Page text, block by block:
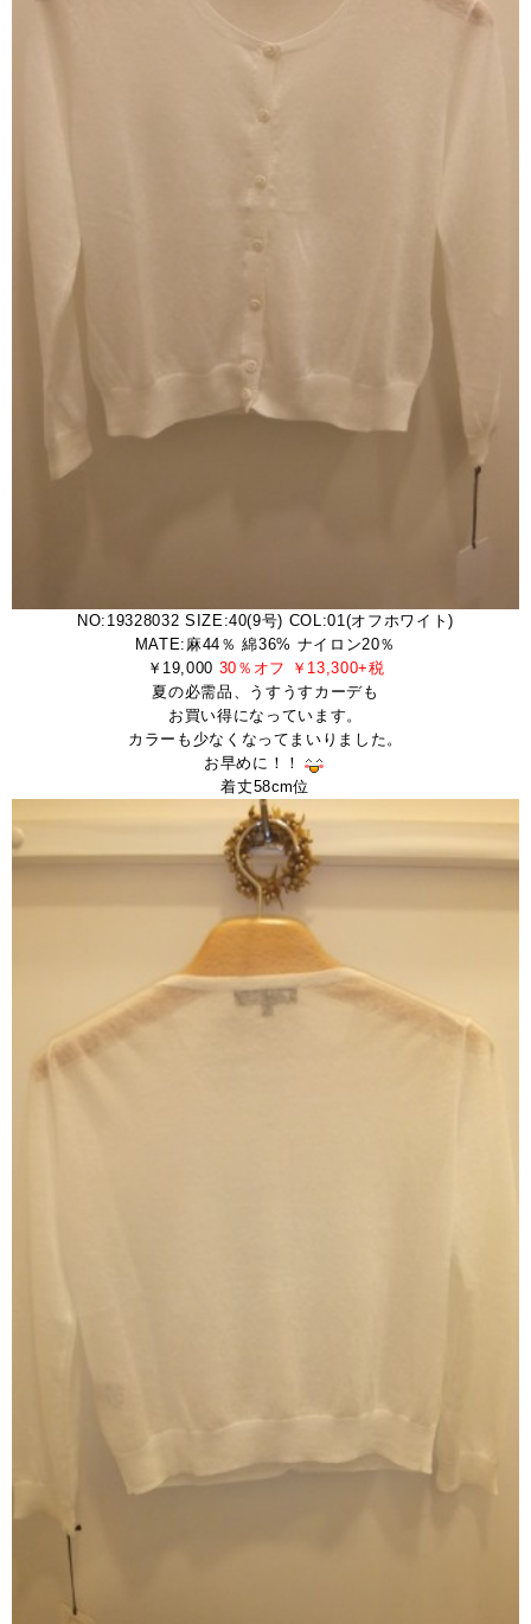
NO:19328032 SIZE:40(9号) COL:01(オフホワイト)
MATE:麻44％ 綿36% ナイロン20％
￥19,000 30％オフ ￥13,300+税
夏の必需品、うすうすカーデも
お買い得になっています。
カラーも少なくなってまいりました。
お早めに！！
着丈58cm位